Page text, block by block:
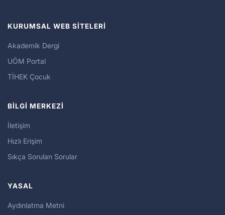
KURUMSAL WEB SİTELERİ
Akademik Dergi
UÖM Portal
TİHEK Çocuk
BİLGİ MERKEZİ
İletişim
Hızlı Erişim
Sıkça Sorulan Sorular
YASAL
Aydınlatma Metni